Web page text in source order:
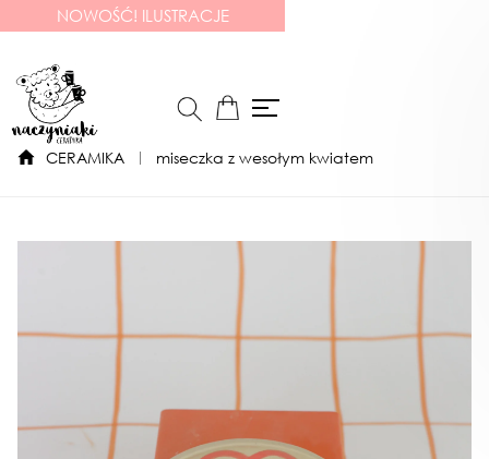
NOWOŚĆ! ILUSTRACJE
CERAMIKA miseczka z wesołym kwiatem